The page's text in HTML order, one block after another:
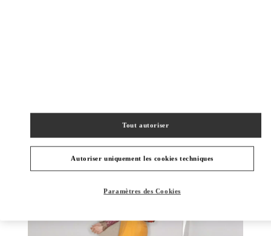
Autoriser uniquement les cookies techniques
Tout autoriser
Paramètres des Cookies